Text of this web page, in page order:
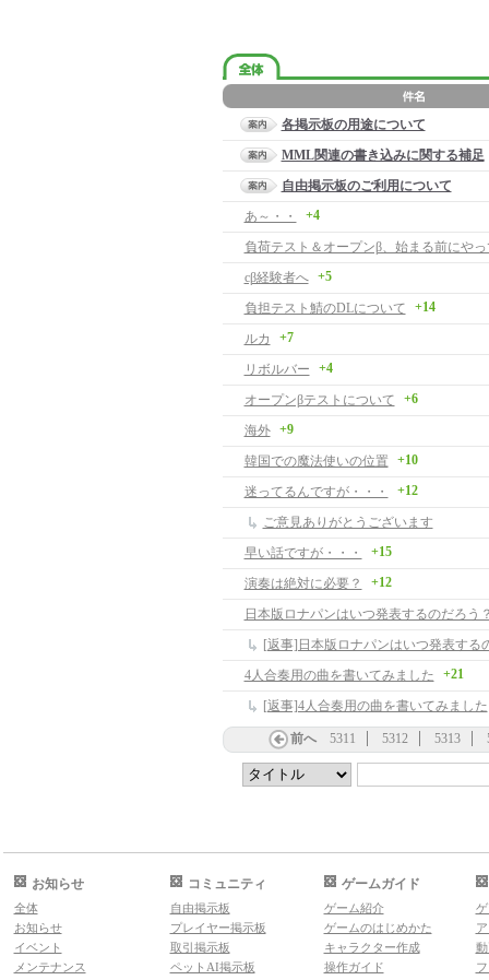
各掲示板の用途について
MML関連の書き込みに関する補足
自由掲示板のご利用について
あ～・・
+4
負荷テスト＆オープンβ、始まる前にや
cβ経験者へ
+5
負担テスト鯖のDLについて +14
ルカ +7
リボルバー +4
オープンβテストについて +6
海外 +9
韓国での魔法使いの位置 +10
迷ってるんですが・・・ +12
ご意見ありがとうございます
早い話ですが・・・
+15
演奏は絶対に必要？ +12
日本版ロナパンはいつ発表するのだろう
[返事]日本版ロナパンはいつ発表する
4人合奏用の曲を書いてみました
+21
[返事]4人合奏用の曲を書いてみました
前へ 5311 5312 5313
お知らせ
全体
お知らせ
イベント
メンテナンス
コミュニティ
自由掲示板
プレイヤー掲示板
取引掲示板
ペットAI掲示板
ゲームガイド
ゲーム紹介
ゲームのはじめかた
キャラクター作成
操作ガイド